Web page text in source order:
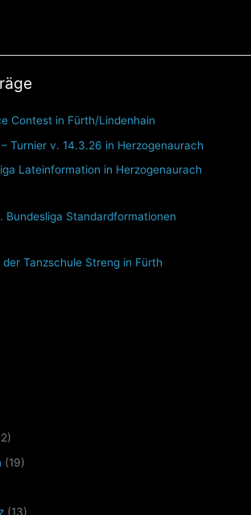
Contest in Fürth/Lindenhain
Turnier v. 14.3.26 in Herzogenaurach
Lateinformation in Herzogenaurach
Bundesliga Standardformationen
Tanzschule Streng in Fürth
(19)
(13)